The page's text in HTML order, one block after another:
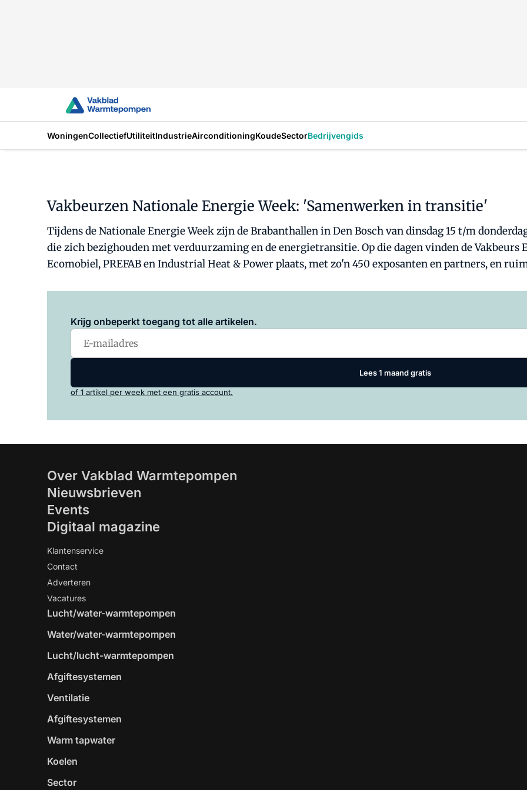
WoningenCollectiefUtiliteitIndustrieAirconditioningKoudeSectorBedrijvengids
Vakbeurzen Nationale Energie Week: 'Samenwerken in transitie'
Tijdens de Nationale Energie Week zijn de Brabanthallen in Den Bosch van dinsdag 15 t/m
die zich bezighouden met verduurzaming en de energietransitie. Op die dagen vinden de Vakbeurs
Ecomobiel, PREFAB en Industrial Heat & Power plaats, met zo'n 450 exposanten en partners, en
Krijg onbeperkt toegang tot alle artikelen.
Lees 1 maand gratis
of 1 artikel per week met een gratis account.
Over Vakblad Warmtepompen
Nieuwsbrieven
Events
Digitaal magazine
Klantenservice
Contact
Adverteren
Vacatures
Lucht/water-warmtepompen
Water/water-warmtepompen
Lucht/lucht-warmtepompen
Afgiftesystemen
Ventilatie
Afgiftesystemen
Warm tapwater
Koelen
Sector